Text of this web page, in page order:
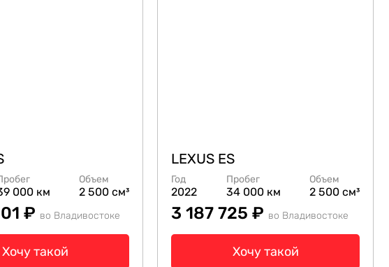
000 км
Объем
2 500 см³
₽ во Владивостоке
Хочу такой
LEXUS ES
Год
2022
Пробег
34 000 км
Объем
2 500 см³
3 187 725 ₽ во Владивостоке
Хочу такой